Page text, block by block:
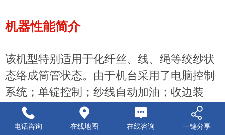
机器性能简介
该机型特别适用于化纤丝、线、绳等绞纱状
态络成筒管状态。由于机台采用了电脑控制
系统；单锭控制；纱线自动加油；收边装
置；防叠装置；断线自停；定长控制；超喂
过丝；慢速起动可调；过丝速度可调；纱线
电话咨询 在线地图 在线咨询 一键分享